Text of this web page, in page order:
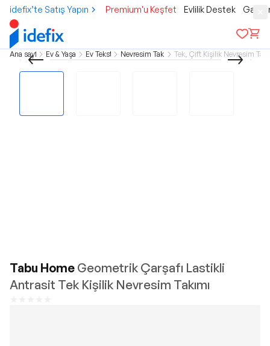
idefix’te Satış Yapın Premium'u Keşfet Evlilik Destek
Ana sayfa Ev & Yaşam Ev Tekstili Nevresim TakımıTek, Çift Kişilik Nevresim
Tabu Home Geometrik Çarşafı Lastikli
Antrasit Tek Kişilik Nevresim Takımı